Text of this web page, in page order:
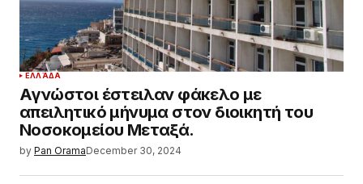
ΕΛΛΆΔΑ
Αγνώστοι έστειλαν φάκελο με
απειλητικό μήνυμα στον διοικητή του
Νοσοκομείου Μεταξά.
by Pan OramaDecember 30, 2024